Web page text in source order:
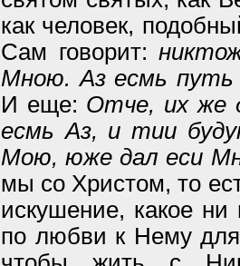
как человек,
Сам говорит:
Мною. Аз есмь
И еще: Отче, их же
есмь Аз, и тии
Мою, юже дал еси
мы со Христом, то
искушение, какое
по любви к Нему для